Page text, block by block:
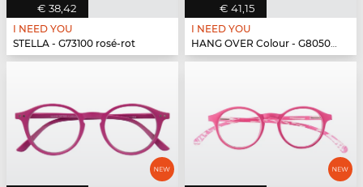
€ 38,42
I NEED YOU
STELLA - G73100 rosé-rot
€ 41,15
I NEED YOU
HANG OVER Colour - G80500 pink